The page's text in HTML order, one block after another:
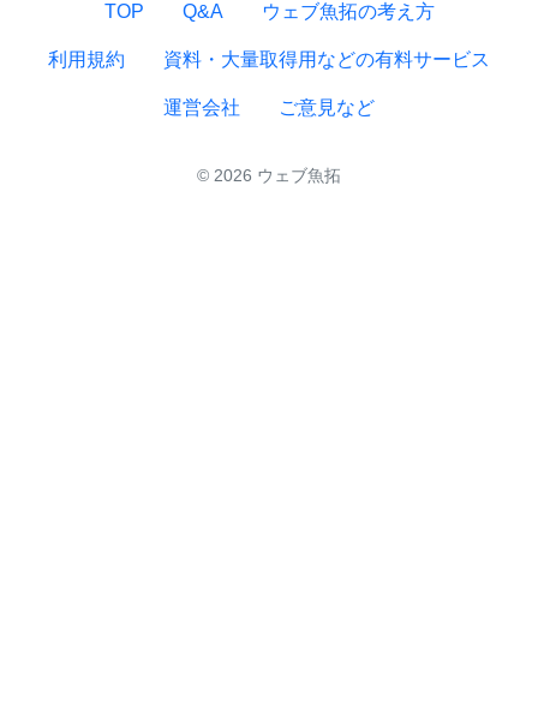
TOP Q&A ウェブ魚拓の考え方
利用規約 資料・大量取得用などの有料サービス
運営会社 ご意見など
© 2026 ウェブ魚拓